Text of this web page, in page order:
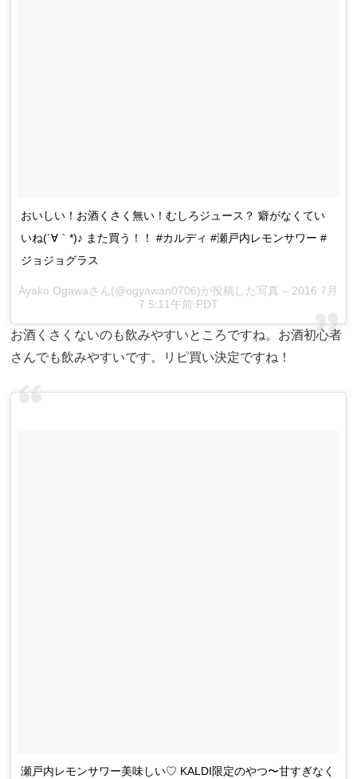
おいしい！お酒くさく無い！むしろジュース？ 癖がなくてい
いね(´∀｀*)♪ また買う！！ #カルディ #瀬戸内レモンサワー #
ジョジョグラス
Ayako Ogawaさん(@ogyawan0706)が投稿した写真 – 2016 7月
7 5:11午前 PDT
お酒くさくないのも飲みやすいところですね。お酒初心者
さんでも飲みやすいです。リピ買い決定ですね！
瀬戸内レモンサワー美味しい♡ KALDI限定のやつ〜甘すぎなく